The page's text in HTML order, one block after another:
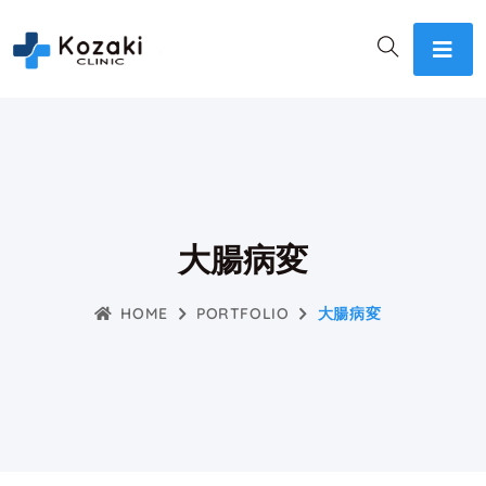
大腸病変
HOME PORTFOLIO 大腸病変